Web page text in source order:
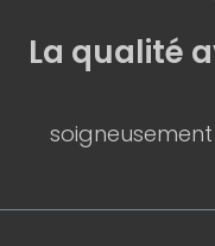
La qualité
soigneusement